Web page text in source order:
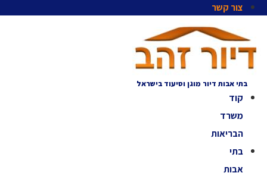
צור קשר
בתי אבות דיור מוגן וסיעוד בישראל
קוד
משרד
הבריאות
בתי
אבות